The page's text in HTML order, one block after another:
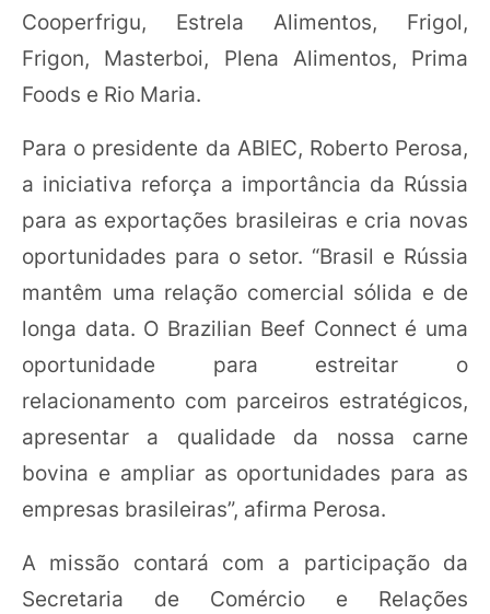
Cooperfrigu, Estrela Alimentos, Frigol,
Frigon, Masterboi, Plena Alimentos, Prima
Foods e Rio Maria.
Para o presidente da ABIEC, Roberto Perosa,
a iniciativa reforça a importância da Rússia
para as exportações brasileiras e cria novas
oportunidades para o setor. “Brasil e Rússia
mantêm uma relação comercial sólida e de
longa data. O Brazilian Beef Connect é uma
oportunidade para estreitar o
relacionamento com parceiros estratégicos,
apresentar a qualidade da nossa carne
bovina e ampliar as oportunidades para as
empresas brasileiras”, afirma Perosa.
A missão contará com a participação da
Secretaria de Comércio e Relações